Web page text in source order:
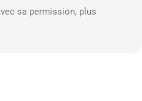
sa permission, plus